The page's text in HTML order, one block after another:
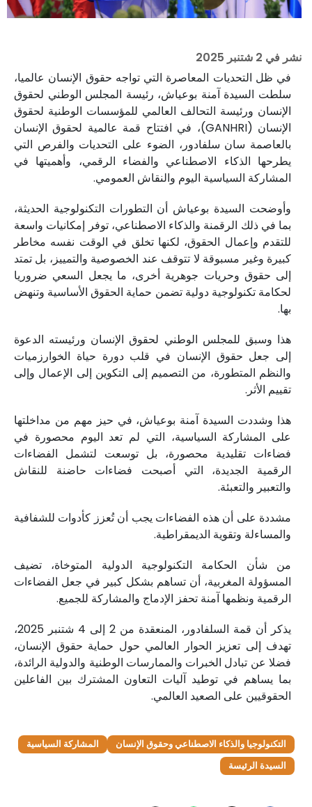
نشر في 2 شتنبر 2025
في ظل التحديات المعاصرة التي تواجه حقوق الإنسان عالميا،
سلطت السيدة آمنة بوعياش، رئيسة المجلس الوطني لحقوق
الإنسان ورئيسة التحالف العالمي للمؤسسات الوطنية لحقوق
الإنسان (GANHRI)، في افتتاح قمة عالمية لحقوق الإنسان
بالعاصمة سان سلفادور، الضوء على التحديات والفرص التي
يطرحها الذكاء الاصطناعي والفضاء الرقمي، وأهميتها في
المشاركة السياسية اليوم والنقاش العمومي.
وأوضحت السيدة بوعياش أن التطورات التكنولوجية الحديثة،
بما في ذلك الرقمنة والذكاء الاصطناعي، توفر إمكانيات واسعة
للتقدم وإعمال الحقوق، لكنها تخلق في الوقت نفسه مخاطر
كبيرة وغير مسبوقة لا تتوقف عند الخصوصية والتمييز، بل تمتد
إلى حقوق وحريات جوهرية أخرى، ما يجعل السعي ضروريا
لحكامة تكنولوجية دولية تضمن حماية الحقوق الأساسية وتنهض
بها.
هذا وسبق للمجلس الوطني لحقوق الإنسان ورئيسته الدعوة
إلى جعل حقوق الإنسان في قلب دورة حياة الخوارزميات
والنظم المتطورة، من التصميم إلى التكوين إلى الإعمال وإلى
تقييم الأثر.
هذا وشددت السيدة آمنة بوعياش، في حيز مهم من مداخلتها
على المشاركة السياسية، التي لم تعد اليوم محصورة في
فضاءات تقليدية محصورة، بل توسعت لتشمل الفضاءات
الرقمية الجديدة، التي أصبحت فضاءات حاضنة للنقاش
والتعبير والتعبئة.
مشددة على أن هذه الفضاءات يجب أن تُعزز كأدوات للشفافية
والمساءلة وتقوية الديمقراطية.
من شأن الحكامة التكنولوجية الدولية المتوخاة، تضيف
المسؤولة المغربية، أن تساهم بشكل كبير في جعل الفضاءات
الرقمية ونظمها آمنة تحفز الإدماج والمشاركة للجميع.
يذكر أن قمة السلفادور، المنعقدة من 2 إلى 4 شتنبر 2025،
تهدف إلى تعزيز الحوار العالمي حول حماية حقوق الإنسان،
فضلا عن تبادل الخبرات والممارسات الوطنية والدولية الرائدة،
بما يساهم في توطيد آليات التعاون المشترك بين الفاعلين
الحقوقيين على الصعيد العالمي.
التكنولوجيا والذكاء الاصطناعي وحقوق الإنسان
المشاركة السياسية
السيدة الرئيسة